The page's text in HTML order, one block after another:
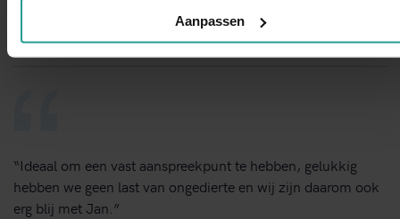
Aanpassen
“Ideaal om een vast aanspreekpunt te hebben, gelukkig
hebben we geen last van ongedierte en wij zijn daarom ook
erg blij met Jan.”